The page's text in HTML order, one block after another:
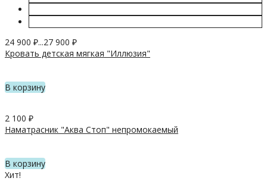
24 900 ₽...27 900 ₽
Кровать детская мягкая "Иллюзия"
В корзину
2 100 ₽
Наматрасник "Аква Стоп" непромокаемый
В корзину
Хит!